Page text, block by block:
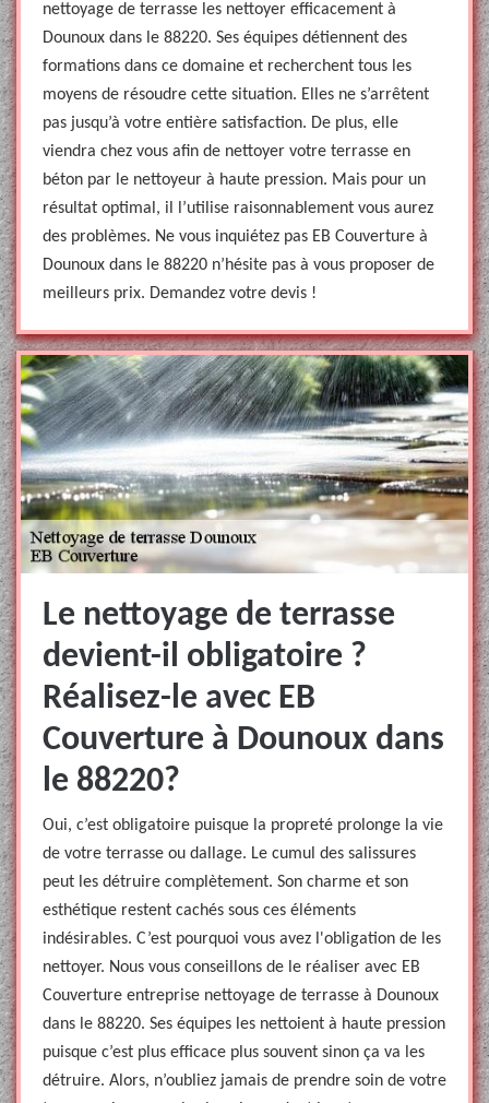
nettoyage de terrasse les nettoyer efficacement à
Dounoux dans le 88220. Ses équipes détiennent des
formations dans ce domaine et recherchent tous les
moyens de résoudre cette situation. Elles ne s’arrêtent
pas jusqu’à votre entière satisfaction. De plus, elle
viendra chez vous afin de nettoyer votre terrasse en
béton par le nettoyeur à haute pression. Mais pour un
résultat optimal, il l’utilise raisonnablement vous aurez
des problèmes. Ne vous inquiétez pas EB Couverture à
Dounoux dans le 88220 n’hésite pas à vous proposer de
meilleurs prix. Demandez votre devis !
Le nettoyage de terrasse
devient-il obligatoire ?
Réalisez-le avec EB
Couverture à Dounoux dans
le 88220?
Oui, c’est obligatoire puisque la propreté prolonge la vie
de votre terrasse ou dallage. Le cumul des salissures
peut les détruire complètement. Son charme et son
esthétique restent cachés sous ces éléments
indésirables. C’est pourquoi vous avez l'obligation de les
nettoyer. Nous vous conseillons de le réaliser avec EB
Couverture entreprise nettoyage de terrasse à Dounoux
dans le 88220. Ses équipes les nettoient à haute pression
puisque c’est plus efficace plus souvent sinon ça va les
détruire. Alors, n’oubliez jamais de prendre soin de votre